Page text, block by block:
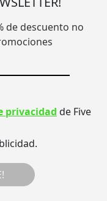
de descuento no
privacidad de Five